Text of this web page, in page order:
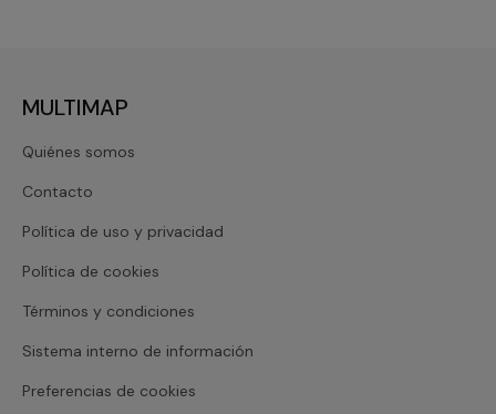
MULTIMAP
Quiénes somos
Contacto
Política de uso y privacidad
Política de cookies
Términos y condiciones
Sistema interno de información
Preferencias de cookies